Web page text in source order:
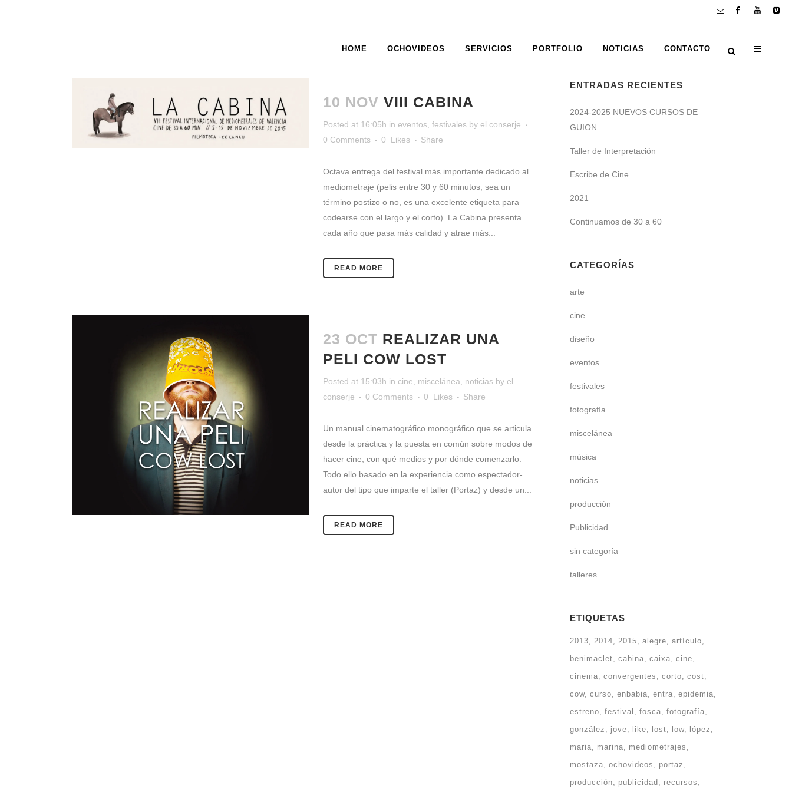
HOME OCHOVIDEOS SERVICIOS PORTFOLIO NOTICIAS CONTACTO
MEDIOS TAG
10 NOV VIII CABINA
Posted at 16:05h in eventos, festivales by el conserje
0 Comments
0 Likes Share
Octava entrega del festival más importante dedicado al
mediometraje (pelis entre 30 y 60 minutos, sea un
término postizo o no, es una excelente etiqueta para
codearse con el largo y el corto). La Cabina presenta
cada año que pasa más calidad y atrae más...
READ MORE
23 OCT REALIZAR UNA
PELI COW LOST
Posted at 15:03h in cine miscelánea noticias by el
conserje
0 Comments 0 Likes Share
Un manual cinematográfico monográfico que se articula
desde la práctica y la puesta en común sobre modos de
hacer cine, con qué medios y por dónde comenzarlo.
Todo ello basado en la experiencia como espectador-
autor del tipo que imparte el taller (Portaz) y desde un...
READ MORE
ENTRADAS RECIENTES
2024-2025 NUEVOS CURSOS DE
GUION
Taller de Interpretación
Escribe de Cine
2021
Continuamos de 30 a 60
CATEGORÍAS
arte
cine
diseño
eventos
festivales
fotografía
miscelánea
música
noticias
producción
Publicidad
sin categoría
talleres
ETIQUETAS
2013 2014 2015 alegre
artículo
benimaclet
cabina caixa
cine
cinema
convergentes corto
cost
cow curso enbabia entra
epidemia
estreno
festival fosca
fotografía
gonzález
jove like lost low
lópez
maria
marina
mediometrajes
mostaza
ochovideos
portaz
producción
publicidad recursos